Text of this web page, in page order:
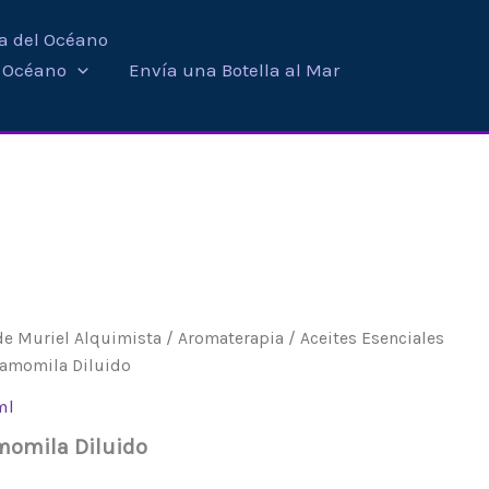
del Océano
Envía una Botella al Mar
Muriel Alquimista /Aromaterapia /Aceites Esenciales
Diluido
Diluido